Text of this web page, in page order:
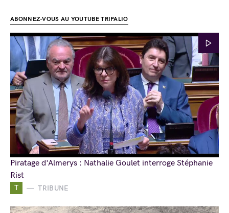
T TRIBUNE
ABONNEZ-VOUS AU YOUTUBE TRIPALIO
Piratage d'Almerys : Nathalie Goulet interroge Stéphanie
Rist